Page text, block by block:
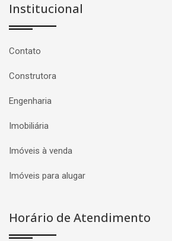
Institucional
Contato
Construtora
Engenharia
Imobiliária
Imóveis à venda
Imóveis para alugar
Horário de Atendimento